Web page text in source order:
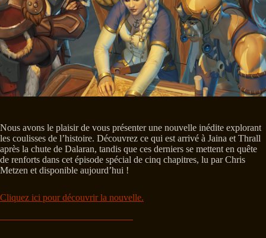
Nous avons le plaisir de vous présenter une nouvelle inédite explorant
les coulisses de l’histoire. Découvrez ce qui est arrivé à Jaina et Thrall
après la chute de Dalaran, tandis que ces derniers se mettent en quête
de renforts dans cet épisode spécial de cinq chapitres, lu par Chris
Metzen et disponible aujourd’hui !
Cliquez ici pour découvrir la nouvelle.